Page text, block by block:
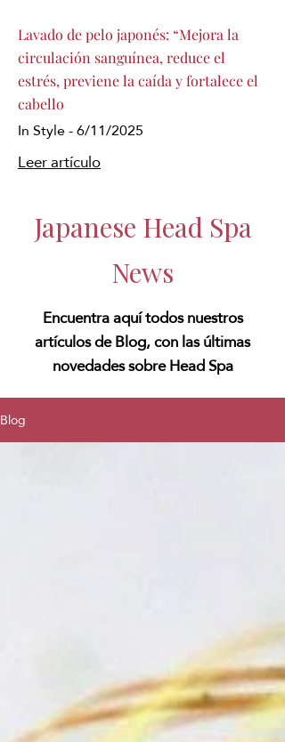
Lavado de pelo japonés: “Mejora la
circulación sanguínea, reduce el
estrés, previene la caída y fortalece el
cabello
In Style - 6/11/2025
Leer artículo
Japanese Head Spa
News
Encuentra aquí todos nuestros
artículos de Blog, con las últimas
novedades sobre Head Spa
Blog